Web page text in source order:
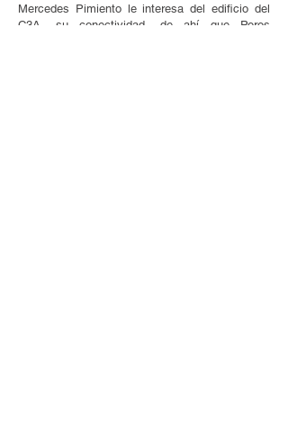
Mercedes Pimiento le interesa del edificio del
C3A, su conectividad, de ahí que Poros